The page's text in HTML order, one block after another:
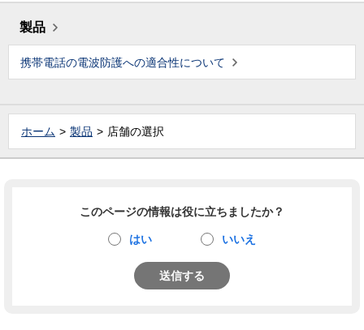
製品
携帯電話の電波防護への適合性について
ホーム 製品 店舗の選択
このページの情報は役に立ちましたか？
はい いいえ
送信する